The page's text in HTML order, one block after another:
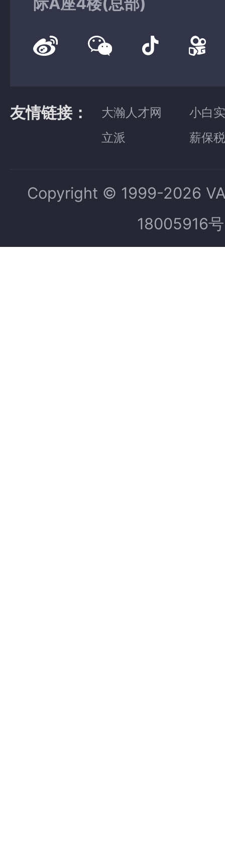
友情链接： 大瀚人才网
小白
立派
薪保税
Copyright © 1999-2026
18005916